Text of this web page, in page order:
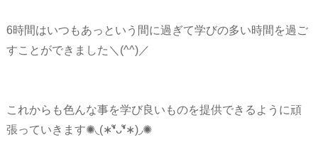
6時間はいつもあっという間に過ぎて学びの多い時間を過ご
すことができました＼(^^)／
これからも色んな事を学び良いものを提供できるように頑
張っていきます✺◟(∗❛ัᴗ❛ั∗)◞✺